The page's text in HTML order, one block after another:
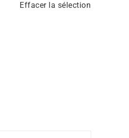
Effacer la sélection